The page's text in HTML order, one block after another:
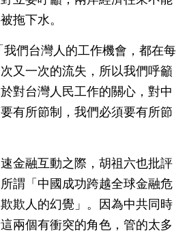
拖下水。
們台灣人的工作機會，都在每
又一次的流失，所以我們呼籲
對台灣人民工作的關心，對中
有所節制，我們必須要有所節
金融互動之際，胡祖六也批評
謂「中國成功跨越全球金融危
欺人的幻覺」。因為中共同時
兩個有衝突的角色，管的太多